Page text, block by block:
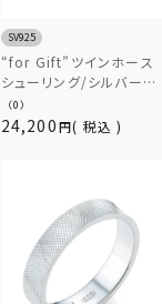
SV925
“for Gift”ツインホース
シューリング/シルバー
925
24,200 税込
（0）